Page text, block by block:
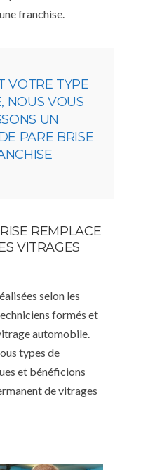
franchise.
VOTRE TYPE
NOUS VOUS
UN
PARE BRISE
REMPLACE
VITRAGES
selon les
formés et
automobile.
types de
et bénéficions
de vitrages